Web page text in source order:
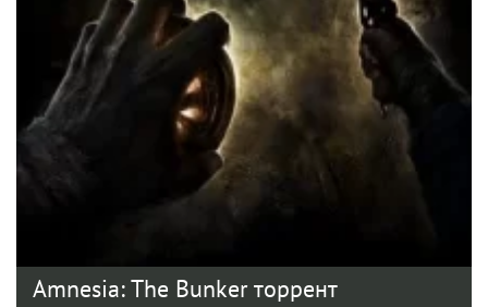
Amnesia: The Bunker торрент